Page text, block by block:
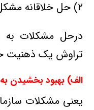
۲) حل خلاقانه مشكل
درحل مشكلات به
تراوش یك ذهنیت
الف) بهبود بخشیدن
یعنی مشكلات